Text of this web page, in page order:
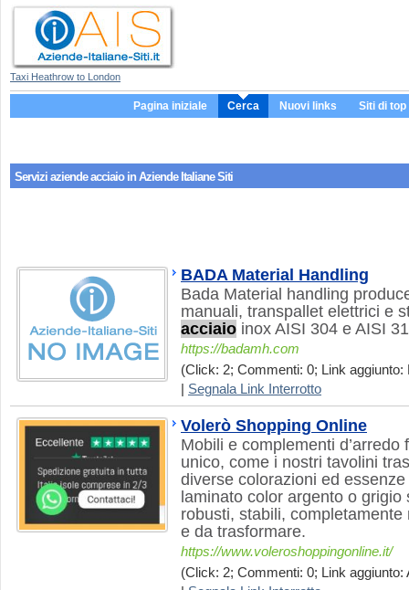
Taxi Heathrow to London
Pagina iniziale Cerca Nuovi links Siti di top
Servizi aziendeacciaioin Aziende Italiane Siti
BADA Material Handling
Bada Material handling
manuali, transpallet elettrici e
acciaio inox AISI 304 e AISI
https://badamh.com
(Click: 2; Commenti: 0; Link aggiunto:
Segnala Link Interrotto
Volerò Shopping Online
Mobili e complementi
unico, come i nostri tavolini
diverse colorazioni ed
laminato color argento o
robusti, stabili,
e da trasformare.
https://www.voleroshoppingonline.it/
(Click: 2; Commenti: 0; Link aggiunto: